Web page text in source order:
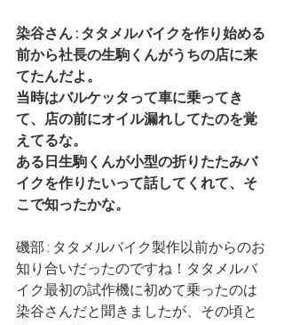
染谷さん : タタメルバイクを作り始める
前から社長の生駒くんがうちの店に来
てたんだよ。
当時はバルケッタって車に乗ってき
て、店の前にオイル漏れしてたのを覚
えてるな。
ある日生駒くんが小型の折りたたみバ
イクを作りたいって話してくれて、そ
こで知ったかな。
磯部 : タタメルバイク製作以前からのお
知り合いだったのですね！タタメルバ
イク最初の試作機に初めて乗ったのは
染谷さんだと聞きましたが、その頃と